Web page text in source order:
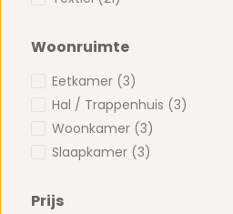
Woonruimte
Eetkamer (3)
Hal / Trappenhuis (3)
Woonkamer (3)
Slaapkamer (3)
Prijs